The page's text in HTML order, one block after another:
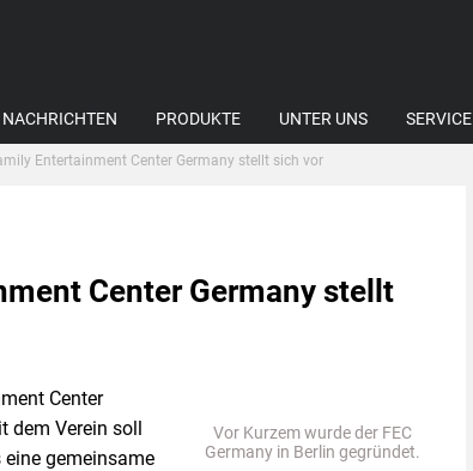
NACHRICHTEN PRODUKTE UNTER UNS SERVICE
Entertainment Center Germany stellt sich vor
Center Germany stellt
Vor Kurzem wurde der FEC
Germany in Berlin gegründet.
Center
dem Verein soll
gemeinsame